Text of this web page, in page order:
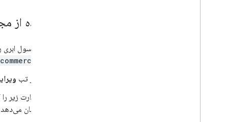
استفاده از
کنسول
اگر تب
عبارت زیر
نشان